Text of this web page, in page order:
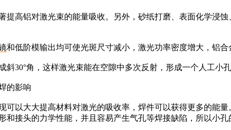
提高铝对激光束的能量吸收。另外，砂纸打磨、表面化学浸
和低阶模输出均可使光斑尺寸减小，激光功率密度增大，铝
30°角，这样激光束能在空隙中多次反射，形成一个人工小
的影响
以大大提高材料对激光的吸收率，焊件可以获得更多的能
和接头的力学性能，并且容易产生气孔等焊接缺陷，所以小